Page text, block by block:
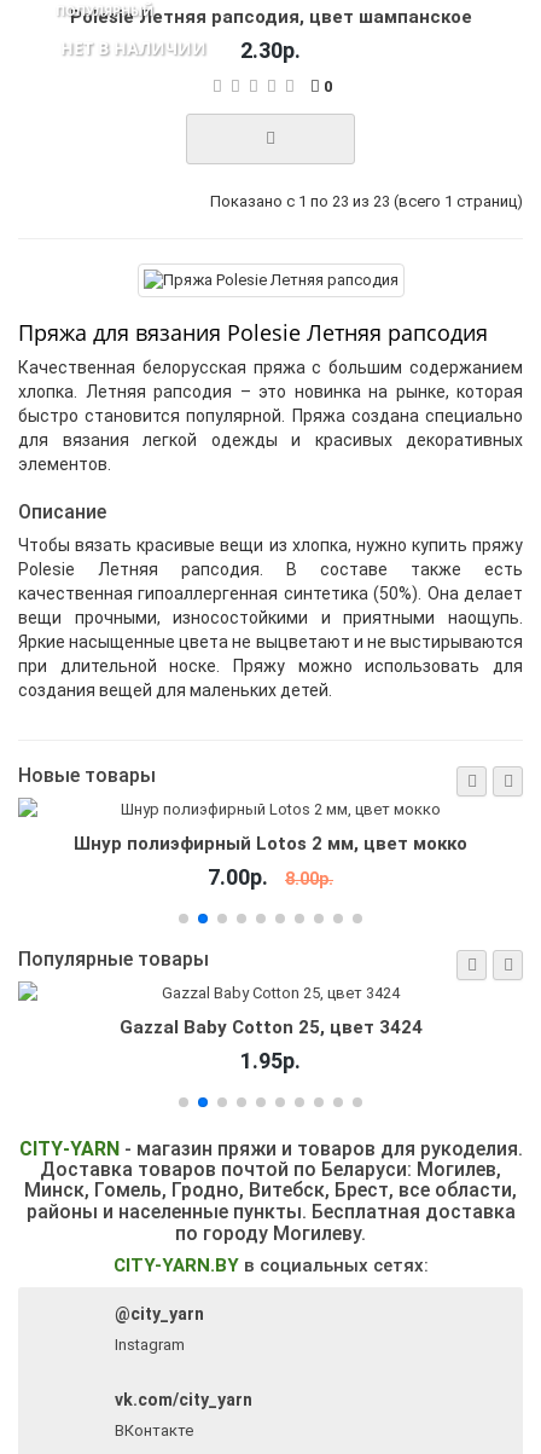
ПОПУЛЯРНЫЙ
НЕТ В НАЛИЧИИ
Polesie Летняя рапсодия, цвет шампанское
2.30р.
0
Показано с 1 по 23 из 23 (всего 1 страниц)
Пряжа для вязания Polesie Летняя рапсодия
Качественная белорусская пряжа с большим содержанием
хлопка. Летняя рапсодия – это новинка на рынке, которая
быстро становится популярной. Пряжа создана специально
для вязания легкой одежды и красивых декоративных
элементов.
Описание
Чтобы вязать красивые вещи из хлопка, нужно купить пряжу
Polesie Летняя рапсодия. В составе также есть
качественная гипоаллергенная синтетика (50%). Она делает
вещи прочными, износостойкими и приятными наощупь.
Яркие насыщенные цвета не выцветают и не выстирываются
при длительной носке. Пряжу можно использовать для
создания вещей для маленьких детей.
Новые товары
Шнур полиэфирный Lotos 2 мм, цвет весенняя
7.00р.
Популярные товары
Alize Puffy, цвет 183 светло-голубой
8.30р.
CITY-YARN - магазин пряжи и товаров для рукоделия.
Доставка товаров почтой по Беларуси: Могилев,
Минск, Гомель, Гродно, Витебск,Брест, все области,
районы и населенные пункты.Бесплатная доставка
по городу Могилеву.
в социальных сетях:
@city_yarn
vk.com/city_yarn